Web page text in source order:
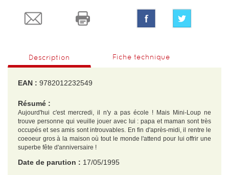
Description Fiche technique
EAN : 9782012232549
Résumé :
Aujourd'hui c'est mercredi, il n'y a pas école ! Mais Mini-Loup ne
trouve personne qui veuille jouer avec lui : papa et maman sont très
occupés et ses amis sont introuvables. En fin d'après-midi, il rentre le
coeoeur gros à la maison où tout le monde l'attend pour lui offrir une
superbe fête d'anniversaire !
Date de parution : 17/05/1995